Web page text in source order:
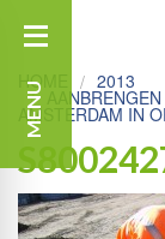
MENU
HOME 2013
AMSTERDAM IN